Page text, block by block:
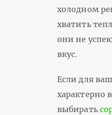
холодном
хватить
они не
вкус.
Если для
характерно
выбирать